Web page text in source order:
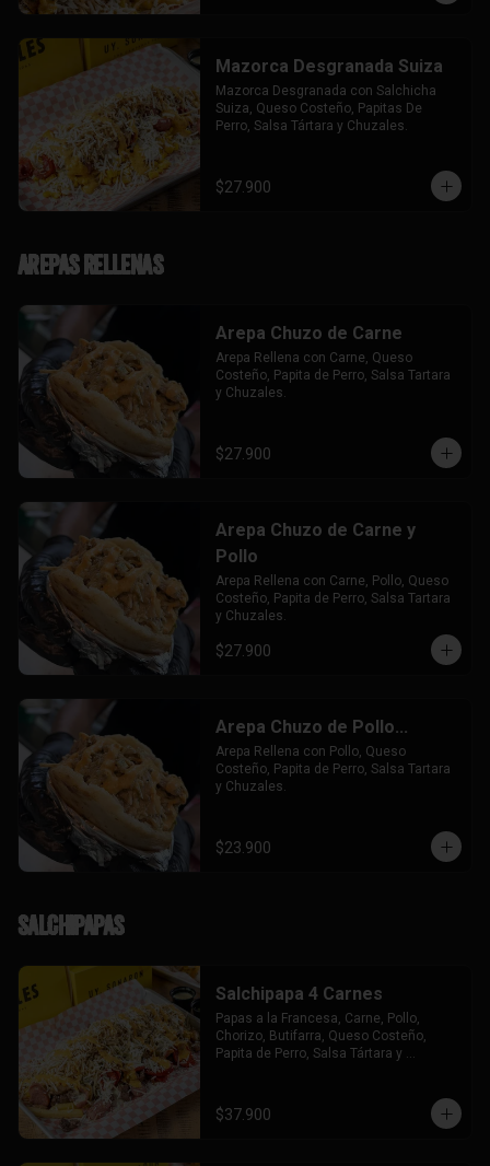
Mazorca Desgranada Suiza
Mazorca Desgranada con Salchicha
Suiza, Queso Costeño, Papitas De
Perro, Salsa Tártara y Chuzales.
$27.900
Arepas Rellenas
Arepa Chuzo de Carne
Arepa Rellena con Carne, Queso
Costeño, Papita de Perro, Salsa Tartara
y Chuzales.
$27.900
Arepa Chuzo de Carne y
Pollo
Arepa Rellena con Carne, Pollo, Queso
Costeño, Papita de Perro, Salsa Tartara
y Chuzales.
$27.900
Arepa Chuzo de Pollo...
Arepa Rellena con Pollo, Queso
Costeño, Papita de Perro, Salsa Tartara
y Chuzales.
$23.900
Salchipapas
Salchipapa 4 Carnes
Papas a la Francesa, Carne, Pollo,
Chorizo, Butifarra, Queso Costeño,
Papita de Perro, Salsa Tártara y
$37.900